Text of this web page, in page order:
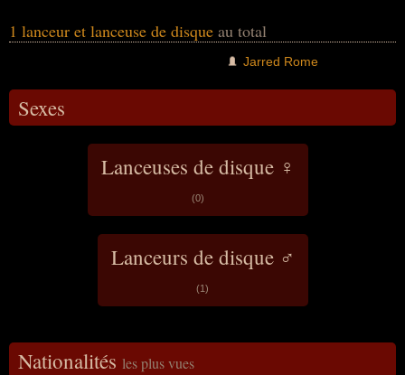
1 lanceur et lanceuse de disque au total
Jarred Rome
Sexes
Lanceuses de disque ♀
(0)
Lanceurs de disque ♂
(1)
Nationalités les plus vues